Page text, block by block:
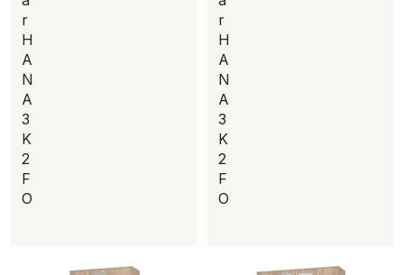
r
H
A
N
A
3
K
2
F
O
r
H
A
N
A
3
K
2
F
O